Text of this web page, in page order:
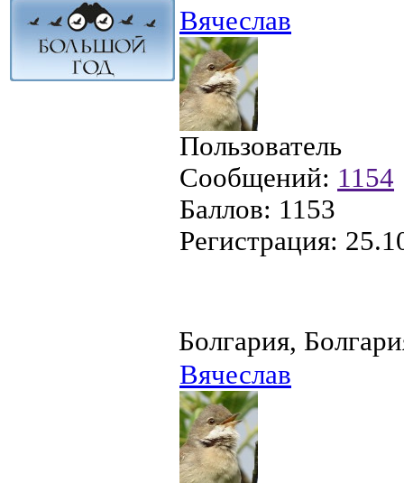
Вячеслав
Пользователь
Сообщений: 1154
Баллов: 1153
Регистрация:
Болгария,
Вячеслав